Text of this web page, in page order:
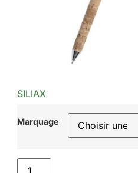
SILIAX
Marquage